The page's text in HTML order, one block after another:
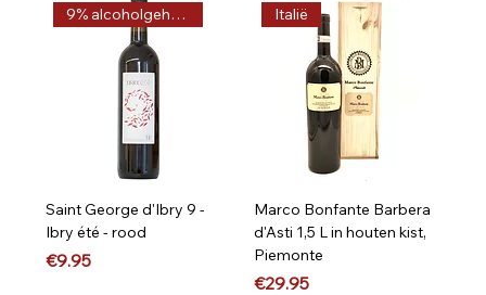
9% alcoholgehalte
Saint George d'Ibry 9 -
Ibry été - rood
Price
€9.95
Italië
Marco Bonfante Barbera
d'Asti 1,5 L in houten kist,
Piemonte
Price
€29.95